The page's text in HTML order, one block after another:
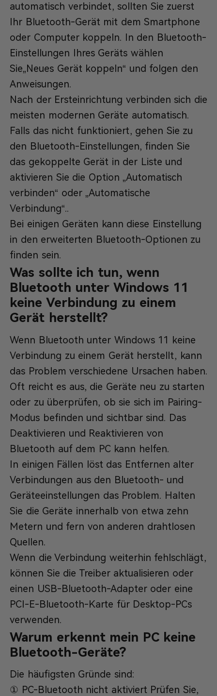
automatisch verbindet, sollten Sie zuerst
Ihr Bluetooth-Gerät mit dem Smartphone
oder Computer koppeln. In den Bluetooth-
Einstellungen Ihres Geräts wählen
Sie„Neues Gerät koppeln“ und folgen den
Anweisungen.
Nach der Ersteinrichtung verbinden sich die
meisten modernen Geräte automatisch.
Falls das nicht funktioniert, gehen Sie zu
den Bluetooth-Einstellungen, finden Sie
das gekoppelte Gerät in der Liste und
aktivieren Sie die Option „Automatisch
verbinden“ oder „Automatische
Verbindung“..
Bei einigen Geräten kann diese Einstellung
in den erweiterten Bluetooth-Optionen zu
finden sein.
Was sollte ich tun, wenn
Bluetooth unter Windows 11
keine Verbindung zu einem
Gerät herstellt?
Wenn Bluetooth unter Windows 11 keine
Verbindung zu einem Gerät herstellt, kann
das Problem verschiedene Ursachen haben.
Oft reicht es aus, die Geräte neu zu starten
oder zu überprüfen, ob sie sich im Pairing-
Modus befinden und sichtbar sind. Das
Deaktivieren und Reaktivieren von
Bluetooth auf dem PC kann helfen.
In einigen Fällen löst das Entfernen alter
Verbindungen aus den Bluetooth- und
Geräteeinstellungen das Problem. Halten
Sie die Geräte innerhalb von etwa zehn
Metern und fern von anderen drahtlosen
Quellen.
Wenn die Verbindung weiterhin fehlschlägt,
können Sie die Treiber aktualisieren oder
einen USB-Bluetooth-Adapter oder eine
PCI-E-Bluetooth-Karte für Desktop-PCs
verwenden.
Warum erkennt mein PC keine
Bluetooth-Geräte?
Die häufigsten Gründe sind:
① PC-Bluetooth nicht aktiviert Prüfen Sie,